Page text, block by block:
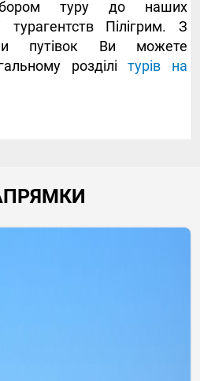
туру до наших
Пілігрим. З
путівок Ви можете
розділітурів на